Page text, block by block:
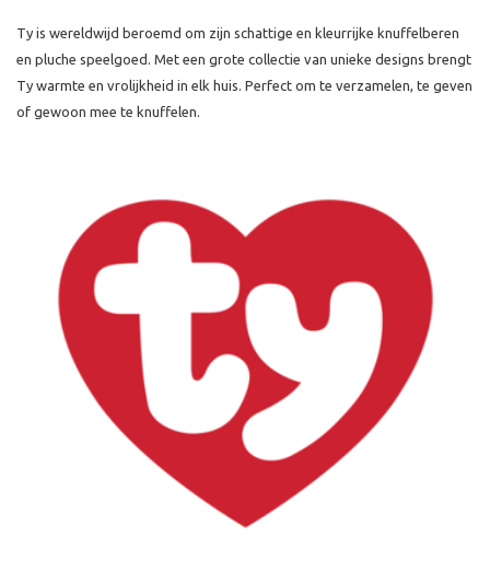
Ty is wereldwijd beroemd om zijn schattige en kleurrijke knuffelberen
en pluche speelgoed. Met een grote collectie van unieke designs brengt
Ty warmte en vrolijkheid in elk huis. Perfect om te verzamelen, te geven
of gewoon mee te knuffelen.